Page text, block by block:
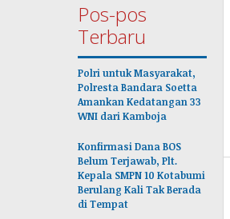
Pos-pos
Terbaru
Polri untuk Masyarakat,
Polresta Bandara Soetta
Amankan Kedatangan 33
WNI dari Kamboja
Konfirmasi Dana BOS
Belum Terjawab, Plt.
Kepala SMPN 10 Kotabumi
Berulang Kali Tak Berada
di Tempat